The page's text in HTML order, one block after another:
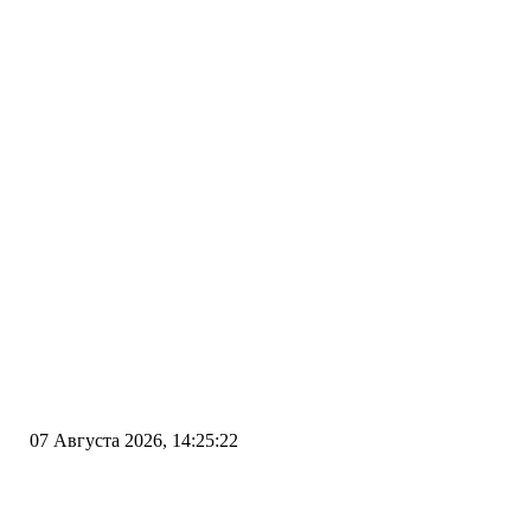
07 Августа 2026, 14:25:22